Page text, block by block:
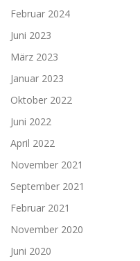
Februar 2024
Juni 2023
März 2023
Januar 2023
Oktober 2022
Juni 2022
April 2022
November 2021
September 2021
Februar 2021
November 2020
Juni 2020